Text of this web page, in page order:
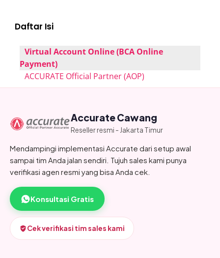
Daftar Isi
Virtual Account Online (BCA Online
Payment)
ACCURATE Official Partner (AOP)
Accurate Cawang
Reseller resmi - Jakarta Timur
Mendampingi implementasi Accurate dari setup awal
sampai tim Anda jalan sendiri. Tujuh sales kami punya
verifikasi agen resmi yang bisa Anda cek.
Konsultasi Gratis
Cek verifikasi tim sales kami